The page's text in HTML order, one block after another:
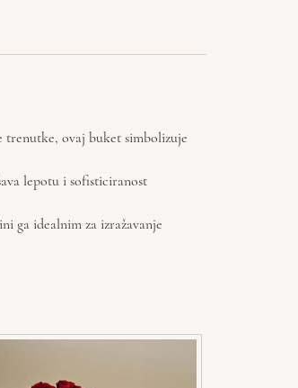
trenutke, ovaj buket simbolizuje
lepotu i sofisticiranost
ga idealnim za izražavanje